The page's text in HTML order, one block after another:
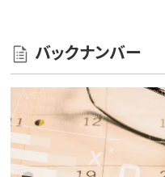
バックナンバー